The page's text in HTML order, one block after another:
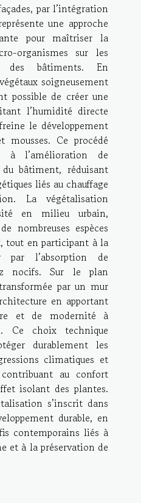
par l’intégration
une approche
pour maîtriser la
organismes sur les
des bâtiments. En
soigneusement
possible de créer une
l’humidité directe
le développement
mousses. Ce procédé
à l’amélioration de
bâtiment, réduisant
liés au chauffage
La végétalisation
en milieu urbain,
nombreuses espèces
tout en participant à la
par l’absorption de
nocifs. Sur le plan
par un mur
en apportant
et de modernité à
Ce choix technique
durablement les
climatiques et
au confort
isolant des plantes.
s’inscrit dans
durable, en
contemporains liés à
et à la préservation de